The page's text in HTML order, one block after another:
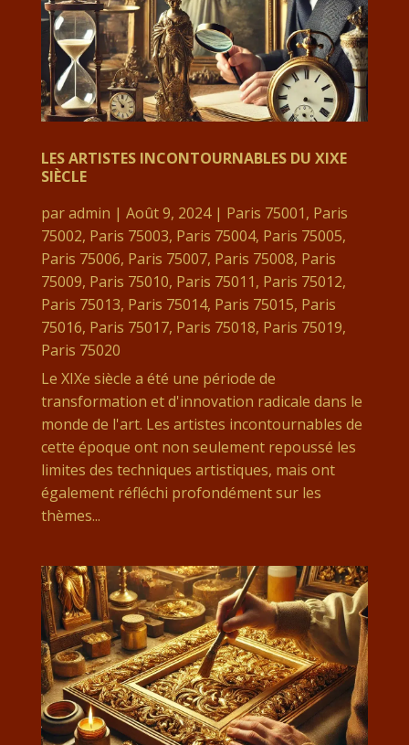
LES ARTISTES INCONTOURNABLES DU XIXE
SIÈCLE
paradmin | Août 9, 2024| Paris 75001, Paris
75002, Paris 75003, Paris 75004, Paris 75005,
Paris 75006, Paris 75007, Paris 75008, Paris
75009, Paris 75010, Paris 75011, Paris 75012,
Paris 75013, Paris 75014, Paris 75015, Paris
75016, Paris 75017, Paris 75018, Paris 75019,
Paris 75020
Le XIXe siècle a été une période de
transformation et d'innovation radicale dans le
monde de l'art. Les artistes incontournables de
cette époque ont non seulement repoussé les
limites des techniques artistiques, mais ont
également réfléchi profondément sur les
thèmes...